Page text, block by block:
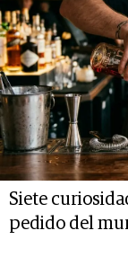
Siete
pedido del